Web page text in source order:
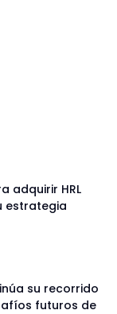
adquirir HRL
estrategia
su recorrido
futuros de